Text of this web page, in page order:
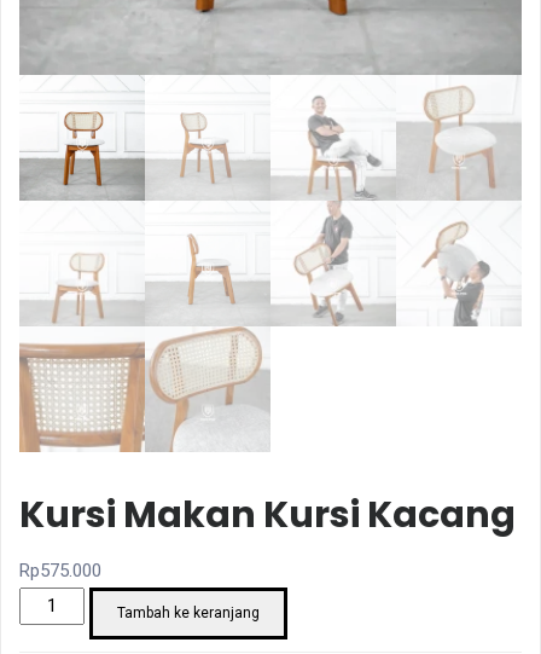
Kursi Makan Kursi Kacang
Rp575.000
Kuantitas
Tambah ke keranjang